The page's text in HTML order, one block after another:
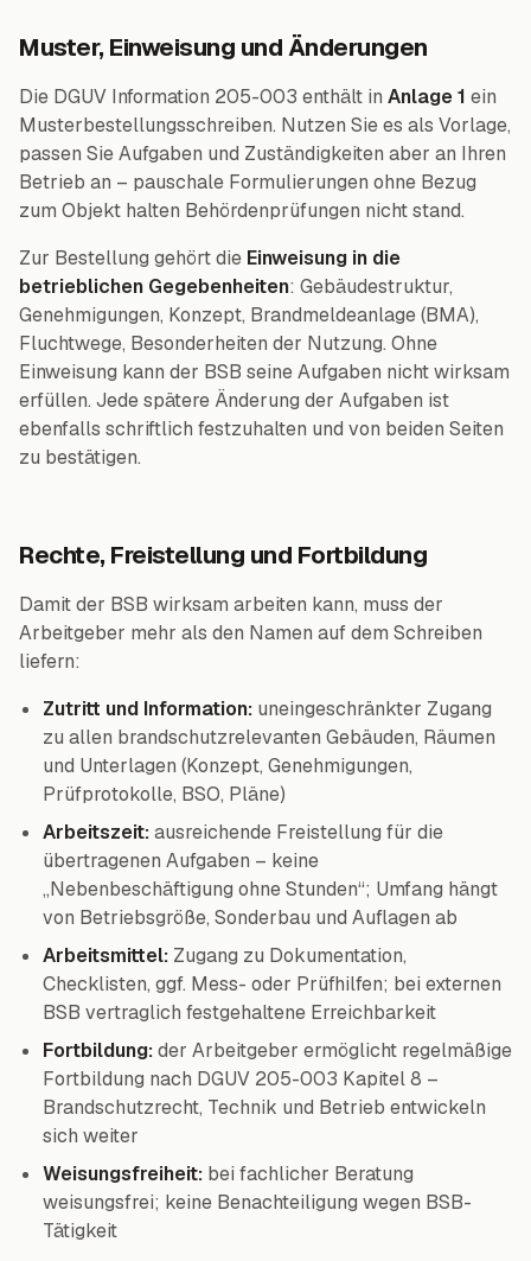
Muster, Einweisung und Änderungen
Die DGUV Information 205-003 enthält in Anlage 1 ein
Musterbestellungsschreiben. Nutzen Sie es als Vorlage,
passen Sie Aufgaben und Zuständigkeiten aber an Ihren
Betrieb an – pauschale Formulierungen ohne Bezug
zum Objekt halten Behördenprüfungen nicht stand.
Zur Bestellung gehört die Einweisung in die
betrieblichen Gegebenheiten: Gebäudestruktur,
Genehmigungen, Konzept, Brandmeldeanlage (BMA),
Fluchtwege, Besonderheiten der Nutzung. Ohne
Einweisung kann der BSB seine Aufgaben nicht wirksam
erfüllen. Jede spätere Änderung der Aufgaben ist
ebenfalls schriftlich festzuhalten und von beiden Seiten
zu bestätigen.
Rechte, Freistellung und Fortbildung
Damit der BSB wirksam arbeiten kann, muss der
Arbeitgeber mehr als den Namen auf dem Schreiben
liefern:
Zutritt und Information: uneingeschränkter Zugang
zu allen brandschutzrelevanten Gebäuden, Räumen
und Unterlagen (Konzept, Genehmigungen,
Prüfprotokolle, BSO, Pläne)
Arbeitszeit:ausreichende Freistellung für die
übertragenen Aufgaben – keine
„Nebenbeschäftigung ohne Stunden“; Umfang hängt
von Betriebsgröße, Sonderbau und Auflagen ab
Arbeitsmittel: Zugang zu Dokumentation,
Checklisten, ggf. Mess- oder Prüfhilfen; bei externen
BSB vertraglich festgehaltene Erreichbarkeit
Fortbildung:der Arbeitgeber ermöglicht regelmäßige
Fortbildung nach DGUV 205-003 Kapitel 8 –
Brandschutzrecht, Technik und Betrieb entwickeln
sich weiter
Weisungsfreiheit: bei fachlicher Beratung
weisungsfrei; keine Benachteiligung wegen BSB-
Tätigkeit